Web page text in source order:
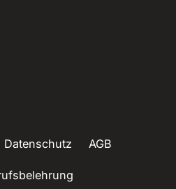
Datenschutz AGB